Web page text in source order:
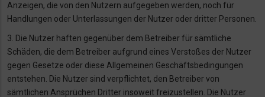
Anzeigen, die von den Nutzern aufgegeben werden, noch für
Handlungen oder Unterlassungen der Nutzer oder dritter Personen.
3. Die Nutzer haften gegenüber dem Betreiber für sämtliche
Schäden, die dem Betreiber aufgrund eines Verstoßes der Nutzer
gegen Gesetze oder diese Allgemeinen Geschäftsbedingungen
entstehen. Die Nutzer sind verpflichtet, den Betreiber von
sämtlichen Ansprüchen Dritter insoweit freizustellen. Die Nutzer